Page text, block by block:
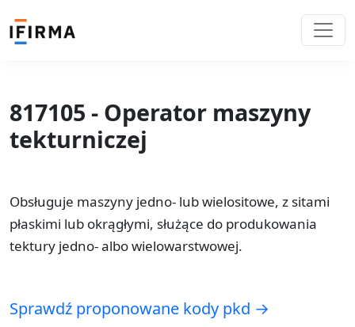
817105 - Operator maszyny
tekturniczej
Obsługuje maszyny jedno- lub wielositowe, z sitami
płaskimi lub okrągłymi, służące do produkowania
tektury jedno- albo wielowarstwowej.
Sprawdź proponowane kody pkd →